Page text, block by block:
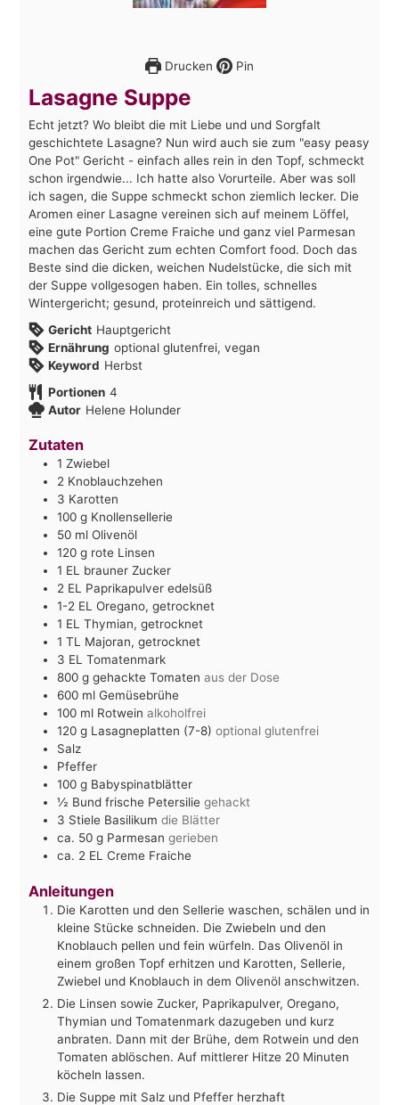
Drucken Pin
Lasagne Suppe
Echt jetzt? Wo bleibt die mit Liebe und und Sorgfalt
geschichtete Lasagne? Nun wird auch sie zum "easy peasy
One Pot" Gericht - einfach alles rein in den Topf, schmeckt
schon irgendwie... Ich hatte also Vorurteile. Aber was soll
ich sagen, die Suppe schmeckt schon ziemlich lecker. Die
Aromen einer Lasagne vereinen sich auf meinem Löffel,
eine gute Portion Creme Fraiche und ganz viel Parmesan
machen das Gericht zum echten Comfort food. Doch das
Beste sind die dicken, weichen Nudelstücke, die sich mit
der Suppe vollgesogen haben. Ein tolles, schnelles
Wintergericht; gesund, proteinreich und sättigend.
Gericht Hauptgericht
Ernährung optional glutenfrei, vegan
Keyword Herbst
Portionen 4
Autor Helene Holunder
Zutaten
1 Zwiebel
2 Knoblauchzehen
3 Karotten
100 g Knollensellerie
50 ml Olivenöl
120 g rote Linsen
1 EL brauner Zucker
2 EL Paprikapulver edelsüß
1-2 EL Oregano, getrocknet
1 EL Thymian, getrocknet
1 TL Majoran, getrocknet
3 EL Tomatenmark
800 g gehackte Tomaten aus der Dose
600 ml Gemüsebrühe
100 ml Rotwein alkoholfrei
120 g Lasagneplatten (7-8) optional glutenfrei
Salz
Pfeffer
100 g Babyspinatblätter
½ Bund frische Petersilie gehackt
3 Stiele Basilikum die Blätter
ca. 50 g Parmesan gerieben
ca. 2 EL Creme Fraiche
Anleitungen
Die Karotten und den Sellerie waschen, schälen und in
kleine Stücke schneiden. Die Zwiebeln und den
Knoblauch pellen und fein würfeln. Das Olivenöl in
einem großen Topf erhitzen und Karotten, Sellerie,
Zwiebel und Knoblauch in dem Olivenöl anschwitzen.
Die Linsen sowie Zucker, Paprikapulver, Oregano,
Thymian und Tomatenmark dazugeben und kurz
anbraten. Dann mit der Brühe, dem Rotwein und den
Tomaten ablöschen. Auf mittlerer Hitze 20 Minuten
köcheln lassen.
Die Suppe mit Salz und Pfeffer herzhaft